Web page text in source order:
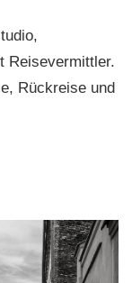
Reisevermittler.
Rückreise und